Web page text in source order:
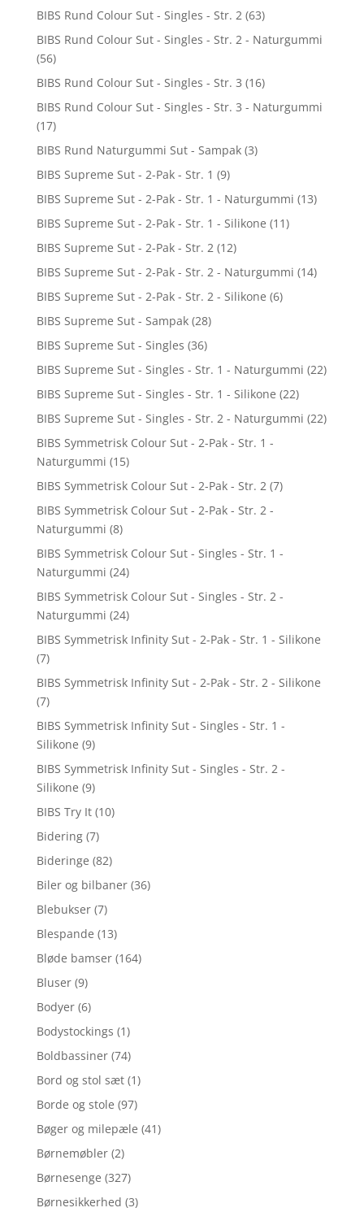
BIBS Rund Colour Sut - Singles - Str. 2 (63)
BIBS Rund Colour Sut - Singles - Str. 2 - Naturgummi
(56)
BIBS Rund Colour Sut - Singles - Str. 3 (16)
BIBS Rund Colour Sut - Singles - Str. 3 - Naturgummi
(17)
BIBS Rund Naturgummi Sut - Sampak (3)
BIBS Supreme Sut - 2-Pak - Str. 1 (9)
BIBS Supreme Sut - 2-Pak - Str. 1 - Naturgummi (13)
BIBS Supreme Sut - 2-Pak - Str. 1 - Silikone (11)
BIBS Supreme Sut - 2-Pak - Str. 2 (12)
BIBS Supreme Sut - 2-Pak - Str. 2 - Naturgummi (14)
BIBS Supreme Sut - 2-Pak - Str. 2 - Silikone (6)
BIBS Supreme Sut - Sampak (28)
BIBS Supreme Sut - Singles (36)
BIBS Supreme Sut - Singles - Str. 1 - Naturgummi (22)
BIBS Supreme Sut - Singles - Str. 1 - Silikone (22)
BIBS Supreme Sut - Singles - Str. 2 - Naturgummi (22)
BIBS Symmetrisk Colour Sut - 2-Pak - Str. 1 -
Naturgummi (15)
BIBS Symmetrisk Colour Sut - 2-Pak - Str. 2 (7)
BIBS Symmetrisk Colour Sut - 2-Pak - Str. 2 -
Naturgummi (8)
BIBS Symmetrisk Colour Sut - Singles - Str. 1 -
Naturgummi (24)
BIBS Symmetrisk Colour Sut - Singles - Str. 2 -
Naturgummi (24)
BIBS Symmetrisk Infinity Sut - 2-Pak - Str. 1 - Silikone
(7)
BIBS Symmetrisk Infinity Sut - 2-Pak - Str. 2 - Silikone
(7)
BIBS Symmetrisk Infinity Sut - Singles - Str. 1 -
Silikone (9)
BIBS Symmetrisk Infinity Sut - Singles - Str. 2 -
Silikone (9)
BIBS Try It (10)
Bidering (7)
Bideringe (82)
Biler og bilbaner (36)
Blebukser (7)
Blespande (13)
Bløde bamser (164)
Bluser (9)
Bodyer (6)
Bodystockings (1)
Boldbassiner (74)
Bord og stol sæt (1)
Borde og stole (97)
Bøger og milepæle (41)
Børnemøbler (2)
Børnesenge (327)
Børnesikkerhed (3)